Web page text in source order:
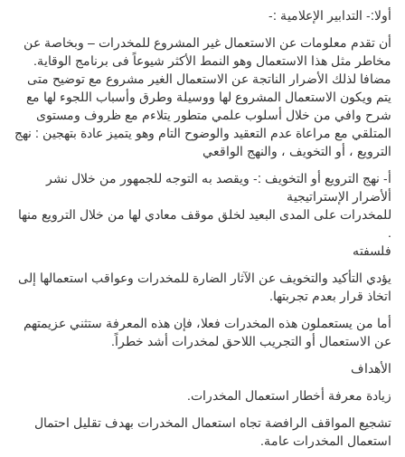
أولا:- التدابير الإعلامية :-
أن تقدم معلومات عن الاستعمال غير المشروع للمخدرات – وبخاصة عن
مخاطر مثل هذا الاستعمال وهو النمط الأكثر شيوعاً فى برنامج الوقاية.
مضافا لذلك الأضرار الناتجة عن الاستعمال الغير مشروع مع توضيح متى
يتم ويكون الاستعمال المشروع لها ووسيلة وطرق وأسباب اللجوء لها مع
شرح وافي من خلال أسلوب علمي متطور يتلاءم مع ظروف ومستوى
المتلقي مع مراعاة عدم التعقيد والوضوح التام وهو يتميز عادة بتهجين : نهج
الترويع ، أو التخويف ، والنهج الواقعي
أ- نهج الترويع أو التخويف :- ويقصد به التوجه للجمهور من خلال نشر
ألأضرار الإستراتيجية
للمخدرات على المدى البعيد لخلق موقف معادي لها من خلال الترويع منها
.
فلسفته
يؤدي التأكيد والتخويف عن الآثار الضارة للمخدرات وعواقب استعمالها إلى
اتخاذ قرار بعدم تجربتها.
أما من يستعملون هذه المخدرات فعلا، فإن هذه المعرفة ستثني عزيمتهم
عن الاستعمال أو التجريب اللاحق لمخدرات أشد خطراً.
الأهداف
زيادة معرفة أخطار استعمال المخدرات.
تشجيع المواقف الرافضة تجاه استعمال المخدرات بهدف تقليل احتمال
استعمال المخدرات عامة.